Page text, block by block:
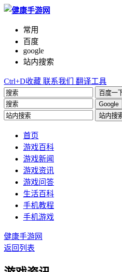
常用
百度
google
站内搜索
Ctrl+D收藏 联系我们 翻译工具
百度一
Google
站内搜
首页
游戏百科
游戏新闻
游戏资讯
游戏问答
生活百科
手机教程
手机游戏
健康手游网
返回列表